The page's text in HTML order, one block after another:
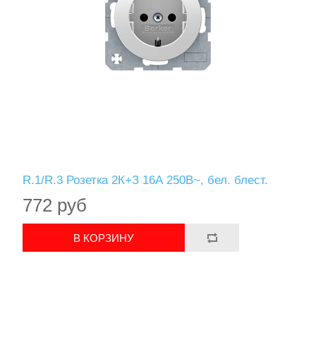
R.1/R.3 Розетка 2К+З 16А 250В~, бел. блест.
772 руб